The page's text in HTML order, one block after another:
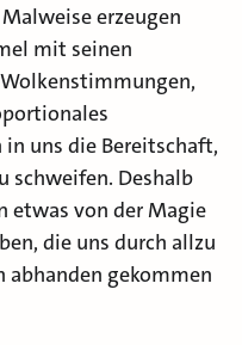
erzeugen
mit seinen
uns die Bereitschaft,
schweifen. Deshalb
etwas von der Magie
die uns durch allzu
abhanden gekommen